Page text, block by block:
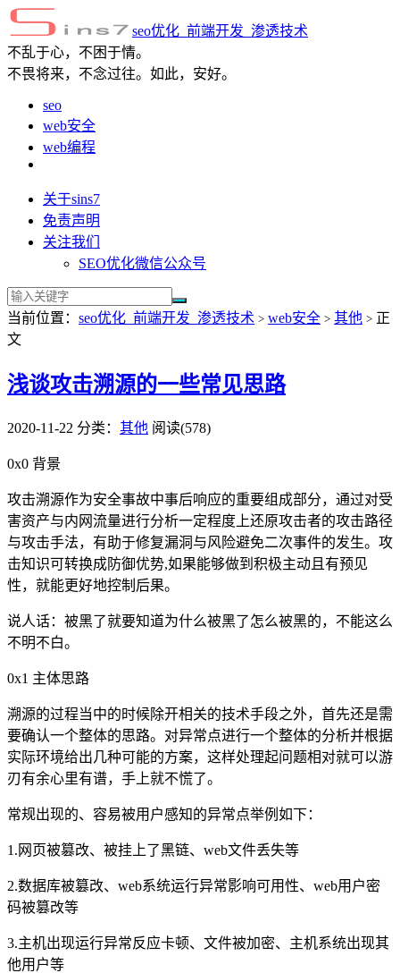
seo优化_前端开发_渗透技术
不乱于心，不困于情。
不畏将来，不念过往。如此，安好。
seo
web安全
web编程
关于sins7
免责声明
关注我们
SEO优化微信公众号
当前位置： seo优化_前端开发_渗透技术 > web安全 > 其他 > 正
文
浅谈攻击溯源的一些常见思路
2020-11-22 分类： 其他 阅读(578)
0x0 背景
攻击溯源作为安全事故中事后响应的重要组成部分，通过对受
害资产与内网流量进行分析一定程度上还原攻击者的攻击路径
与攻击手法，有助于修复漏洞与风险避免二次事件的发生。攻
击知识可转换成防御优势,如果能够做到积极主动且有预见
性，就能更好地控制后果。
说人话：被黑了就要知道为什么被黑了怎么被黑的，不能这么
不明不白。
0x1 主体思路
溯源的过程当中的时候除开相关的技术手段之外，首先还是需
要确认一个整体的思路。对异常点进行一个整体的分析并根据
实际环境给出几种可能的方案，这样处理起问题相对就可以游
刃有余心里有谱，手上就不慌了。
常规出现的、容易被用户感知的异常点举例如下：
1.网页被篡改、被挂上了黑链、web文件丢失等
2.数据库被篡改、web系统运行异常影响可用性、web用户密
码被篡改等
3.主机出现运行异常反应卡顿、文件被加密、主机系统出现其
他用户等